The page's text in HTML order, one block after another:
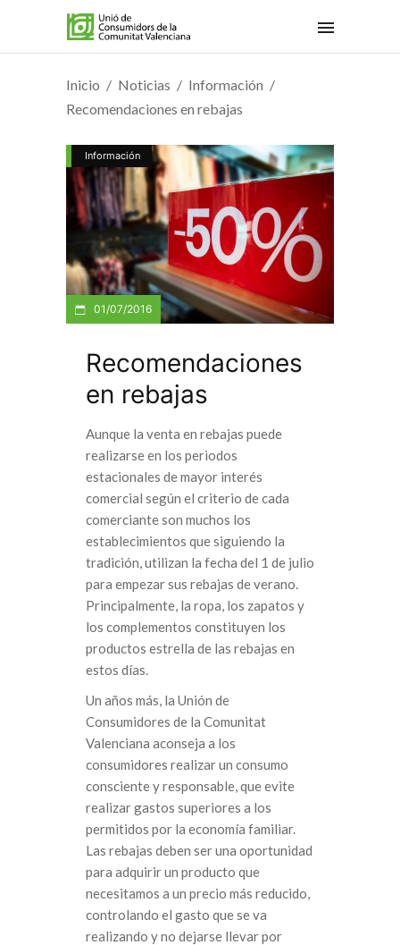
Inicio Noticias
Información
Recomendaciones en rebajas
Información
01/07/2016
Recomendaciones
en rebajas
Aunque la venta en rebajas puede
realizarse en los periodos
estacionales de mayor interés
comercial según el criterio de cada
comerciante son muchos los
establecimientos que siguiendo la
tradición, utilizan la fecha del 1 de julio
para empezar sus rebajas de verano.
Principalmente, la ropa, los zapatos y
los complementos constituyen los
productos estrella de las rebajas en
estos días.
Un años más, la Unión de
Consumidores de la Comunitat
Valenciana aconseja a los
consumidores realizar un consumo
consciente y responsable, que evite
realizar gastos superiores a los
permitidos por la economía familiar.
Las rebajas deben ser una oportunidad
para adquirir un producto que
necesitamos a un precio más reducido,
controlando el gasto que se va
realizando y no dejarse llevar por